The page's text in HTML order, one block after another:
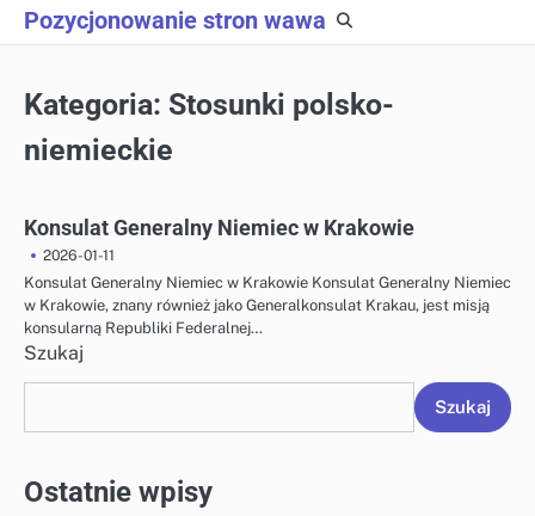
Skip
to
Pozycjonowanie stron wawa
Kategoria: Stosunki polsko-
niemieckie
Konsulat Generalny Niemiec w Krakowie
2026-01-11
Konsulat Generalny Niemiec w Krakowie Konsulat Generalny Niemiec
w Krakowie, znany również jako Generalkonsulat Krakau, jest misją
konsularną Republiki Federalnej…
Szukaj
Szukaj
Ostatnie wpisy